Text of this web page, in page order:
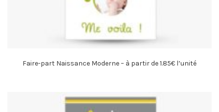
Faire-part Naissance Moderne – à partir de 1.85€ l’unité